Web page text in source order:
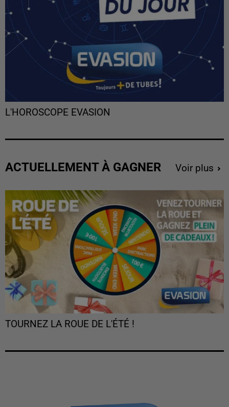
L'HOROSCOPE EVASION
ACTUELLEMENT À GAGNER Voir plus
TOURNEZ LA ROUE DE L'ÉTÉ !